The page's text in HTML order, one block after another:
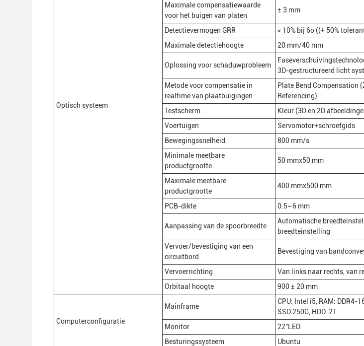
Optisch systeem
Maximale compensatiewaarde
voor het buigen van platen
± 3 mm
Detectievermogen GRR
< 10% bij 6o ((+ 50%
Maximale detectiehoogte
20 mm/40 mm
Oplossing voor schaduwprobleem
3D-gestructureerd licht
Metode voor compensatie in
realtime van plaatbuigingen
Plate Bend Compensation
Referencing)
Testscherm
Kleur (3D en 2D
Voertuigen
Servomotor+schroefgids
Bewegingssnelheid
800 mm/s
Minimale meetbare
productgrootte
50 mmx50 mm
Maximale meetbare
productgrootte
400 mmx500 mm
PCB-dikte 0.5~6 mm
Aanpassing van de spoorbreedte
Automatische
breedteinstelling
Vervoer/bevestiging van een
circuitbord
Bevestiging van
Vervoerrichting
Van links naar rechts, van
Orbitaal hoogte
900 ± 20 mm
Computerconfiguratie
Mainframe
CPU: Intel i5, RAM: DDR4-
SSD:250G, HDD: 2T
Monitor
22"LED
Besturingssysteem
Ubuntu